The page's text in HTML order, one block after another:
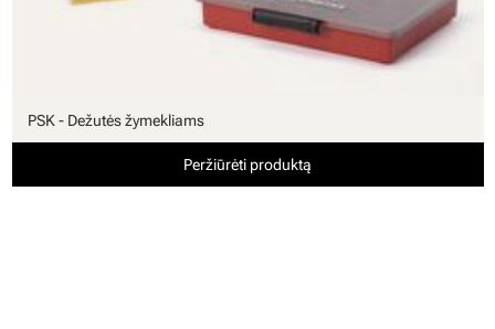
PSK - Dežutės žymekliams
Peržiūrėti produktą